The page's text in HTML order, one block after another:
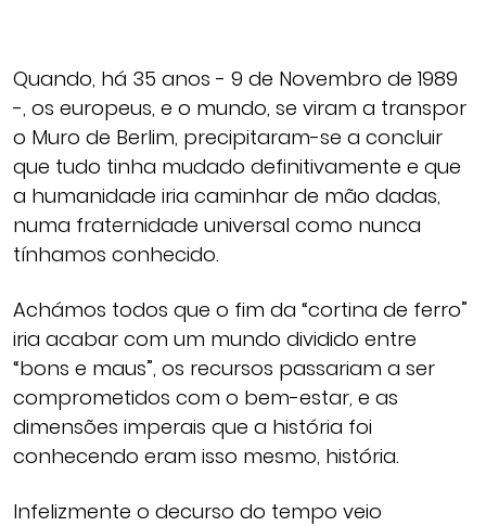
Quando, há 35 anos - 9 de Novembro de 1989
-, os europeus, e o mundo, se viram a transpor
o Muro de Berlim, precipitaram-se a concluir
que tudo tinha mudado definitivamente e que
a humanidade iria caminhar de mão dadas,
numa fraternidade universal como nunca
tínhamos conhecido.
Achámos todos que o fim da “cortina de ferro”
iria acabar com um mundo dividido entre
“bons e maus”, os recursos passariam a ser
comprometidos com o bem-estar, e as
dimensões imperais que a história foi
conhecendo eram isso mesmo, história.
Infelizmente o decurso do tempo veio